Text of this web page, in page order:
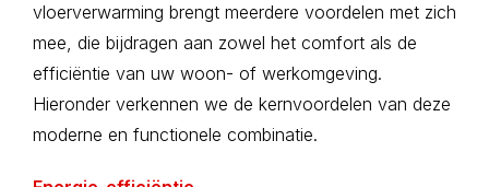
vloerverwarming brengt meerdere voordelen met zich
mee, die bijdragen aan zowel het comfort als de
efficiëntie van uw woon- of werkomgeving.
Hieronder verkennen we de kernvoordelen van deze
moderne en functionele combinatie.